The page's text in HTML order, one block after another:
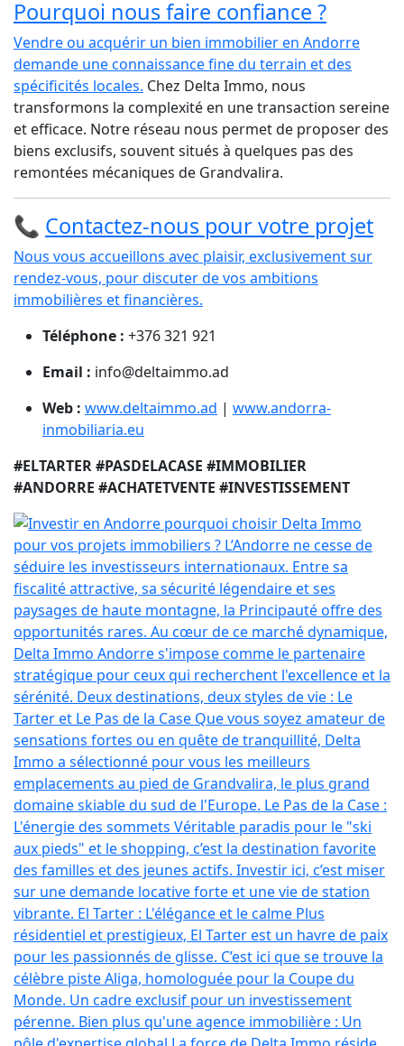
Pourquoi nous faire confiance ?
Vendre ou acquérir un bien immobilier en Andorre
demande une connaissance fine du terrain et des
spécificités locales. Chez Delta Immo, nous
transformons la complexité en une transaction sereine
et efficace. Notre réseau nous permet de proposer des
biens exclusifs, souvent situés à quelques pas des
remontées mécaniques de Grandvalira.
📞 Contactez-nous pour votre projet
Nous vous accueillons avec plaisir, exclusivement sur
rendez-vous, pour discuter de vos ambitions
immobilières et financières.
Téléphone : +376 321 921
Email : info@deltaimmo.ad
Web : www.deltaimmo.ad | www.andorra-
inmobiliaria.eu
#ELTARTER #PASDELACASE #IMMOBILIER
#ANDORRE #ACHATETVENTE #INVESTISSEMENT